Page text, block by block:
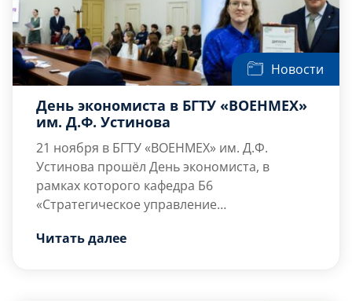
Новости
День экономиста в БГТУ «ВОЕНМЕХ»
им. Д.Ф. Устинова
21 ноября в БГТУ «ВОЕНМЕХ» им. Д.Ф.
Устинова прошёл День экономиста, в
рамках которого кафедра Б6
«Стратегическое управление
организовала и провела открытую встречу
деятельности, к.т.н., доцент
Читать далее